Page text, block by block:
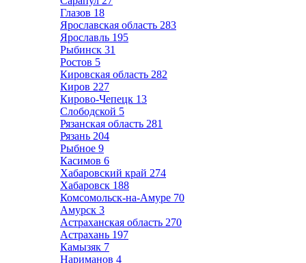
Глазов 18
Ярославская область 283
Ярославль 195
Рыбинск 31
Ростов 5
Кировская область 282
Киров 227
Кирово-Чепецк 13
Слободской 5
Рязанская область 281
Рязань 204
Рыбное 9
Касимов 6
Хабаровский край 274
Хабаровск 188
Комсомольск-на-Амуре 70
Амурск 3
Астраханская область 270
Астрахань 197
Камызяк 7
Нариманов 4